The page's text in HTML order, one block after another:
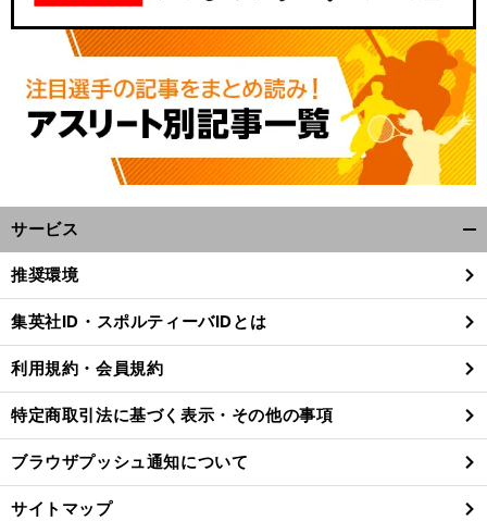
サービス
閉
る
推奨環境
集英社ID・スポルティーバIDとは
利用規約・会員規約
特定商取引法に基づく表示・その他の事項
ブラウザプッシュ通知について
サイトマップ